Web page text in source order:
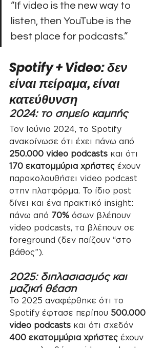
“If video is the new way to
listen, then YouTube is the
best place for podcasts.”
Spotify + Video: δεν
είναι πείραμα, είναι
κατεύθυνση
2024: το σημείο καμπής
Τον Ιούνιο 2024, το Spotify
ανακοίνωσε ότι έχει πάνω από
250.000 video podcasts και ότι
170 εκατομμύρια χρήστες έχουν
παρακολουθήσει video podcast
στην πλατφόρμα. Το ίδιο post
δίνει και ένα πρακτικό insight:
πάνω από 70% όσων βλέπουν
video podcasts, τα βλέπουν σε
foreground (δεν παίζουν “στο
βάθος”).
2025: διπλασιασμός και
μαζική θέαση
Το 2025 αναφέρθηκε ότι το
Spotify έφτασε περίπου 500.000
video podcasts και ότι σχεδόν
400 εκατομμύρια χρήστες έχουν